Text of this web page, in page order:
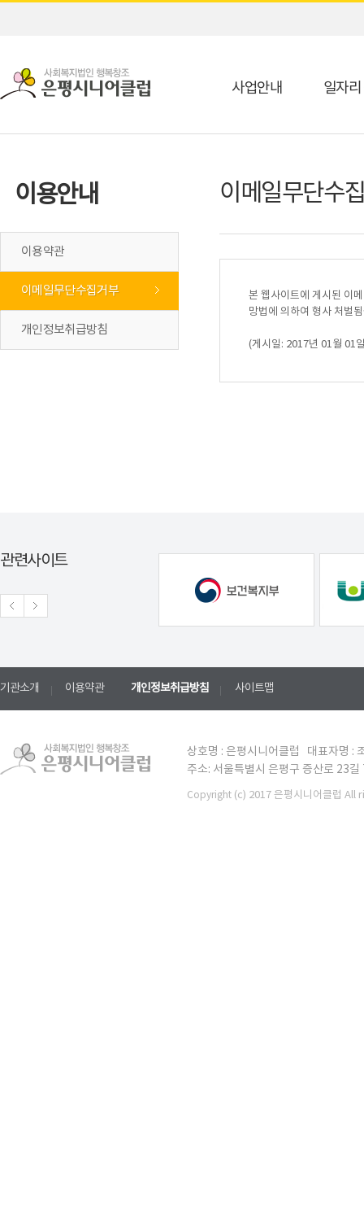
사업안내 일자
이용안내
이용약관
이메일무단수집거부
개인정보취급방침
이메일무단수
본 웹사이트에 게시된 이
망법에 의하여 형사 처벌
(게시일: 2017년 01월 01
관련사이트
기관소개 이용약관 개인정보취급방침 사이트맵
상호명 : 은평시니어클럽 대표자명
주소: 서울특별시 은평구 증산로
Copyright (c) 2017 은평시니어클럽